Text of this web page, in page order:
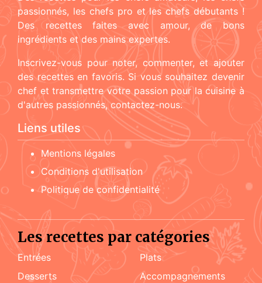
passionnés, les chefs pro et les chefs débutants !
Des recettes faites avec amour, de bons
ingrédients et des mains expertes.
Inscrivez-vous pour noter, commenter, et ajouter
des recettes en favoris. Si vous souhaitez devenir
chef et transmettre votre passion pour la cuisine à
d'autres passionnés, contactez-nous.
Liens utiles
Mentions légales
Conditions d'utilisation
Politique de confidentialité
Les recettes par catégories
Entrées
Plats
Desserts
accompagnements